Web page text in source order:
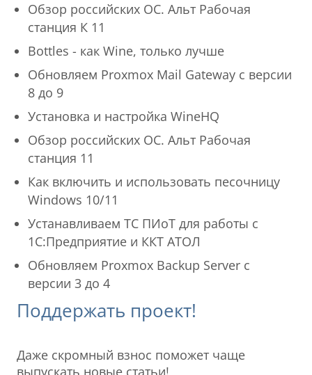
Обзор российских ОС. Альт Рабочая
станция К 11
Bottles - как Wine, только лучше
Обновляем Proxmox Mail Gateway с версии
8 до 9
Установка и настройка WineHQ
Обзор российских ОС. Альт Рабочая
станция 11
Как включить и использовать песочницу
Windows 10/11
Устанавливаем ТС ПИоТ для работы с
1С:Предприятие и ККТ АТОЛ
Обновляем Proxmox Backup Server с
версии 3 до 4
Поддержать проект!
Даже скромный взнос поможет чаще
выпускать новые статьи!